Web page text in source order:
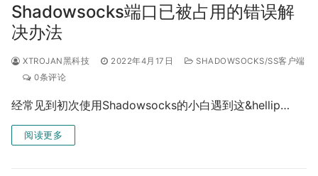
Shadowsocks端口已被占用的错误解
决办法
XTROJAN黑科技 2022年4月17日
SHADOWSOCKS/SS客户端
0条评论
经常见到初次使用Shadowsocks的小白遇到这&hellip…
阅读更多